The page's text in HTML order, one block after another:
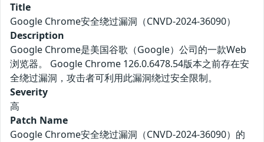
Title
Google Chrome安全绕过漏洞（CNVD-2024-36090）
Description
Google Chrome是美国谷歌（Google）公司的一款Web
浏览器。 Google Chrome 126.0.6478.54版本之前存在安
全绕过漏洞，攻击者可利用此漏洞绕过安全限制。
Severity
高
Patch Name
Google Chrome安全绕过漏洞（CNVD-2024-36090）的